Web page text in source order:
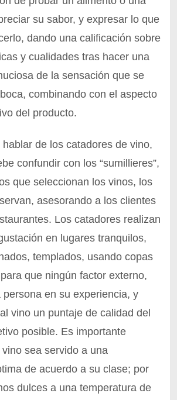
su sabor, y expresar lo que
dando una calificación sobre
y cualidades tras hacer una
de la sensación que se
combinando con el aspecto
del producto.
de los catadores de vino,
confundir con los “sumillieres”,
que seleccionan los vinos, los
asesorando a los clientes
Los catadores realizan
en lugares tranquilos,
templados, usando copas
que ningún factor externo,
en su experiencia, y
vino un puntaje de calidad del
posible. Es importante
sea servido a una
de acuerdo a su clase; por
dulces a una temperatura de